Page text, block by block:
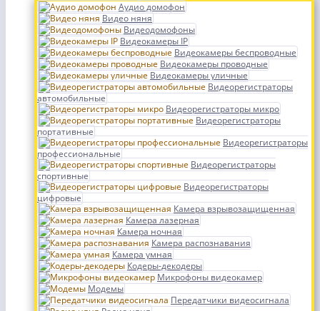
Аудио домофон
Видео няня
Видеодомофоны
Видеокамеры IP
Видеокамеры беспроводные
Видеокамеры проводные
Видеокамеры уличные
Видеорегистраторы
автомобильные
Видеорегистраторы микро
Видеорегистраторы
портативные
Видеорегистраторы
профессиональные
Видеорегистраторы
спортивные
Видеорегистраторы
цифровые
Камера взрывозащищенная
Камера лазерная
Камера ночная
Камера распознавания
Камера умная
Кодеры-декодеры
Микрофоны видеокамер
Модемы
Передатчики видеосигнала